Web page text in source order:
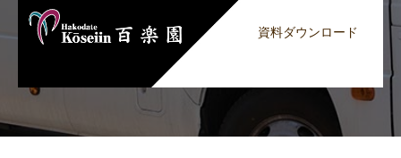
資料ダウンロード